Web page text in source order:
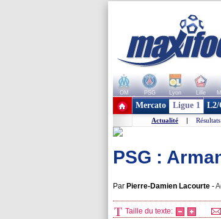
OM PSG Lyon Lille
+ de clubs
Mercato Ligue 1 L2/
Actualité |
PSG :
Par Pierre-Damien Lacourte -
Taille du texte: